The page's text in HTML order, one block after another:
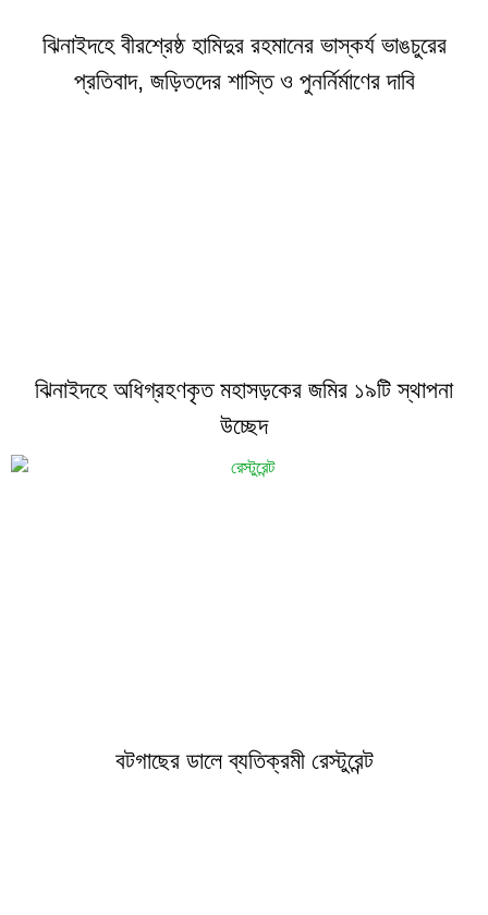
ঝিনাইদহে বীরশ্রেষ্ঠ হামিদুর রহমানের ভাস্কর্য ভাঙচুরের
প্রতিবাদ, জড়িতদের শাস্তি ও পুনর্নির্মাণের দাবি
ঝিনাইদহে অধিগ্রহণকৃত মহাসড়কের জমির ১৯টি স্থাপনা
উচ্ছেদ
বটগাছের ডালে ব্যতিক্রমী রেস্টুরেন্ট